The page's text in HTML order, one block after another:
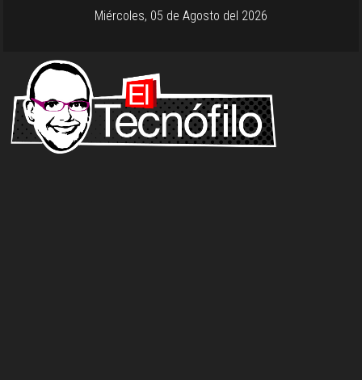
Miércoles, 05 de Agosto del 2026